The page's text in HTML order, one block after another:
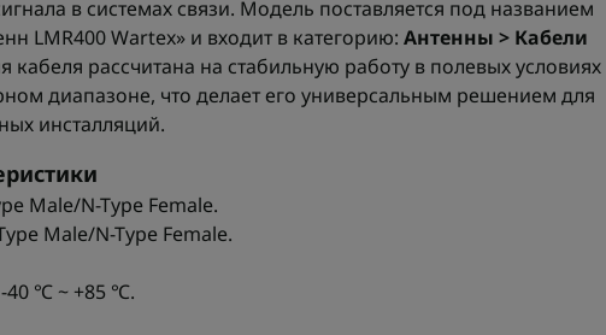
в системах связи. Модель поставляется под названием
LMR400 Wartex» и входит в категорию: Антенны > Кабели
кабеля рассчитана на стабильную работу в полевых условиях
диапазоне, что делает его универсальным решением для
инсталляций.
Male/N-Type Female.
Male/N-Type Female.
-40 ℃ ~ +85 ℃.